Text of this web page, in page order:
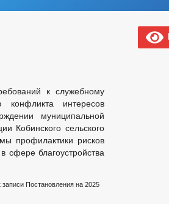
к служебному
интересов
муниципальной
Кобинского сельского
профилактики рисков
благоустройства
записи Постановления на 2025